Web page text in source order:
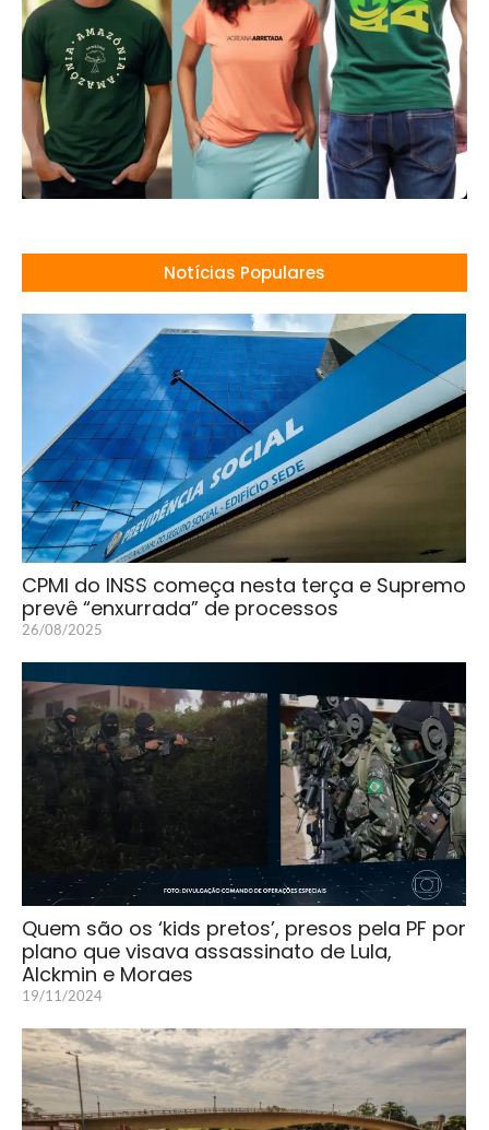
Notícias Populares
CPMI do INSS começa nesta terça e Supremo
prevê “enxurrada” de processos
26/08/2025
Quem são os ‘kids pretos’, presos pela PF por
plano que visava assassinato de Lula,
Alckmin e Moraes
19/11/2024